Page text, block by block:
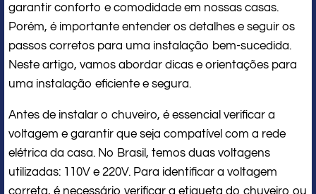
garantir conforto e comodidade em nossas casas.
Porém, é importante entender os detalhes e seguir os
passos corretos para uma instalação bem-sucedida.
Neste artigo, vamos abordar dicas e orientações para
uma instalação eficiente e segura.
Antes de instalar o chuveiro, é essencial verificar a
voltagem e garantir que seja compatível com a rede
elétrica da casa. No Brasil, temos duas voltagens
utilizadas: 110V e 220V. Para identificar a voltagem
correta, é necessário verificar a etiqueta do chuveiro ou